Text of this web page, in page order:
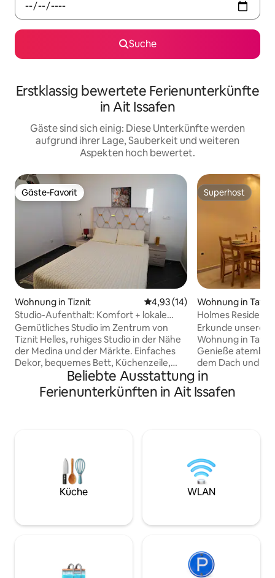
Suche
Erstklassig bewertete Ferienunterkünfte
in Ait Issafen
Gäste sind sich einig: Diese Unterkünfte werden
aufgrund ihrer Lage, Sauberkeit und weiteren
Aspekten hoch bewertet.
Gäste-Favorit
Gäste-Favorit
Wohnung in Tiznit Durchschnittliche Bewertung:
4,93 (14)
Studio-Aufenthalt: Komfort + lokale
Stimmung in Tiznit
Gemütliches Studio im Zentrum von
Tiznit Helles, ruhiges Studio in der Nähe
der Medina und der Märkte. Einfaches
Dekor, bequemes Bett, Küchenzeile,
Bettwäsche und WLAN. Perfekt für
Alleinreisende oder Paare.
Hausordnung: • Check-in nach 15:00 Uhr
Gäste. • Gültiger Ausweis erforderlich •
Marokkanische Gäste: nur verheiratete
Paare • Bitte respektiere die Unterkunft
Unverheiratete marokkanische
Superhost
Superhost
Wohnung in
Holmes
Erkunde unsere
Wohnung in
Genieße
dem Dach und
Stilvolles
Betten
entspanne dich
Juwel. Schaffe
jetzt für ein
Beliebte Ausstattung in
Ferienunterkünften in Ait Issafen
Küche WLAN